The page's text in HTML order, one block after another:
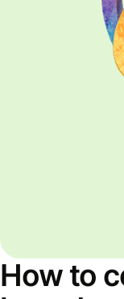
How to